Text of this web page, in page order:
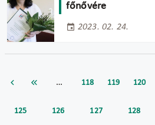
főnővére
2023. 02. 24.
… 118 119 120
125 126 127 128